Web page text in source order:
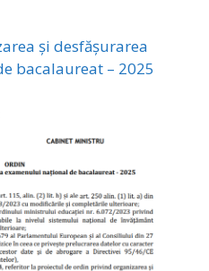
și desfășurarea
bacalaureat – 2025